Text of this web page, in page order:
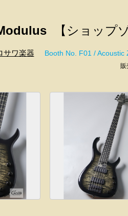
【ショップ
サワ楽器 Booth No. F01 / Acoustic
販